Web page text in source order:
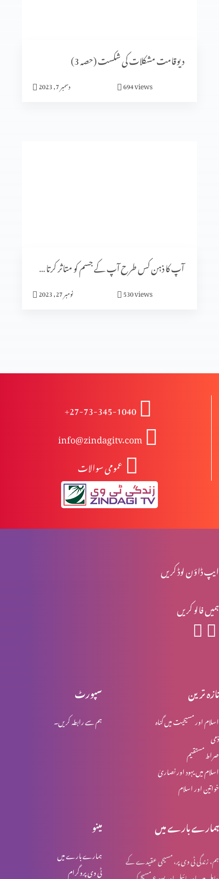
میں جلدی میں مگر خدا نہیں
گلتیوں (حصہ 2)
درد سے پاک راستے کے خطرات (2-2)
درد سے پاک راستے کے خطرات (1-2)
یسوع کی تمثیلیں: خود کو پرکھنا (2-2)
دیوقامت مشکلات کی شکست (حصہ 3)
دسمبر 7, 2023 694views
آپ کا ذہن کس طرح آپ کے جسم کو متاثر کرتا ہے (پارٹ 2)
نومبر 27, 2023 530views
+27-73-345-1040
info@zindagitv.com
عمومی سوالات
ایپ ڈاؤن لوڈ کریں
ہمیں فالو کریں
سپورٹ
ہم سے رابطہ کریں۔
تازہ ترین
اسلام اور مسیحیت میں گناہ
ذمی
صراط مستقیم
اسلام میں یہود اور نصاریٰ
خواتین اور اسلام
مینو
ہمارے بارے میں
ٹی وی پروگرام
ہمارے بارے میں
ہم، زندگی ٹی وی پر، مسیحی عقیدے کے